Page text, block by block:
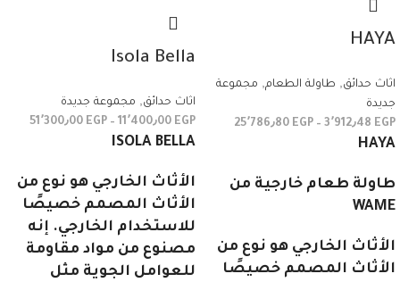
HAYA
اثاث حدائق طاولة الطعام
مجموعة
جديدة
3٬912٫48 EGP
– 25٬786٫80 EGP
HAYA
طاولة طعام خارجية من
WAME
الأثاث الخارجي هو نوع من
الأثاث المصمم خصيصًا
Isola Bella
اثاث حدائق, مجموعة جديدة
11٬400٫00 EGP
– 51٬300٫00 EGP
ISOLA BELLA
الأثاث الخارجي هو نوع من
الأثاث المصمم خصيصًا
للاستخدام الخارجي. إنه
مصنوع من مواد مقاومة
للعوامل الجوية مثل